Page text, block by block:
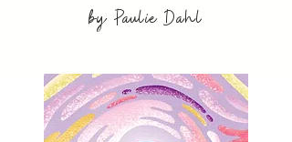
by Paulie Dahl